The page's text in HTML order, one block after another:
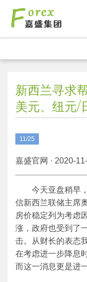
新西兰寻求
美元、纽元/
11/25
嘉盛官网 · 2020-
今天亚盘稍早
信新西兰联储主席
房价稳定列为考虑
涨，政府也受到了
击。从财长的表态
在考虑进一步降息
而这一消息更是进